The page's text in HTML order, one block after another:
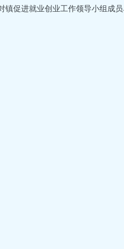
促进就业创业工作领导小组成员